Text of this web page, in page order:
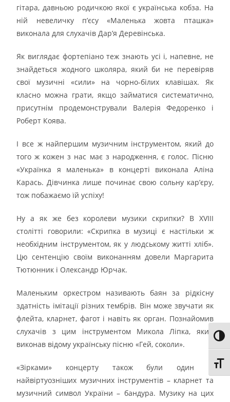
гітара, давньою родичкою якої є українська кобза. На
ній невеличку п’єсу «Маленька жовта пташка»
виконала для слухачів Дар’я Деревінська.
Як виглядає фортепіано теж знають усі і, напевне, не
знайдеться жодного школяра, який би не перевіряв
свої музичні «сили» на чорно-білих клавішах. Як
класно можна грати, якщо займатися систематично,
присутнім продемонстрували Валерія Федоренко і
Роберт Коява.
І все ж найпершим музичним інструментом, який до
того ж кожен з нас має з народження, є голос. Пісню
«Українка я маленька» в концерті виконала Аліна
Карась. Дівчинка лише починає свою сольну кар’єру,
тож побажаємо їй успіху!
Ну а як же без королеви музики скрипки? В XVIII
столітті говорили: «Скрипка в музиці є настільки ж
необхідним інструментом, як у людському житті хліб».
Цю сентенцію своїм виконанням довели Маргарита
Тютюнник і Олександр Юрчак.
Маленьким оркестром називають баян за рідкісну
здатність імітації різних тембрів. Він може звучати як
флейта, кларнет, фагот і навіть як орган. Познайомив
слухачів з цим інструментом Микола Ліпка, який
виконав відому українську пісню «Гей, соколи».
«Зірками» концерту також були один із
найвіртуозніших музичних інструментів – кларнет та
музичний символ України – бандура. Музику на цих